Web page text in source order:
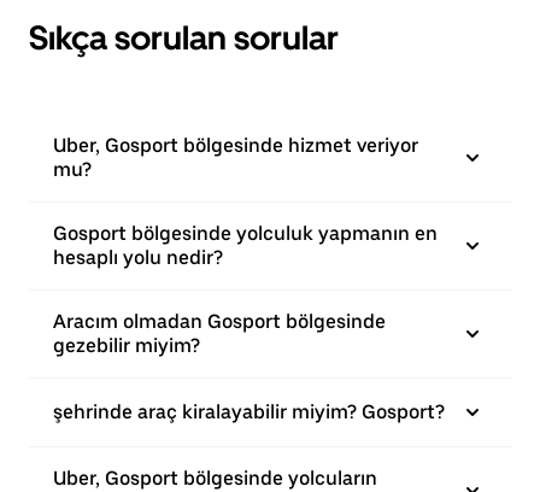
Sıkça sorulan sorular
Uber, Gosport bölgesinde hizmet veriyor
mu?
Gosport bölgesinde yolculuk yapmanın en
hesaplı yolu nedir?
Aracım olmadan Gosport bölgesinde
gezebilir miyim?
şehrinde araç kiralayabilir miyim? Gosport?
Uber, Gosport bölgesinde yolcuların